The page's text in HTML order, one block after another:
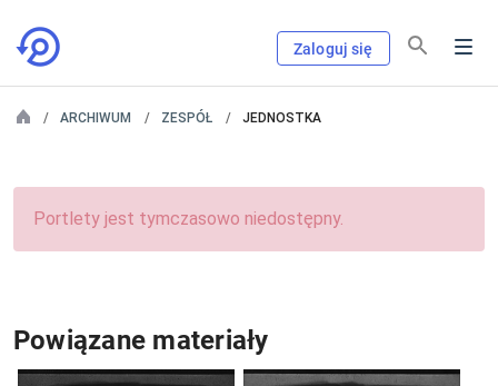
Zaloguj się
ARCHIWUM ZESPÓŁ JEDNOSTKA
Portlety jest tymczasowo niedostępny.
Powiązane materiały